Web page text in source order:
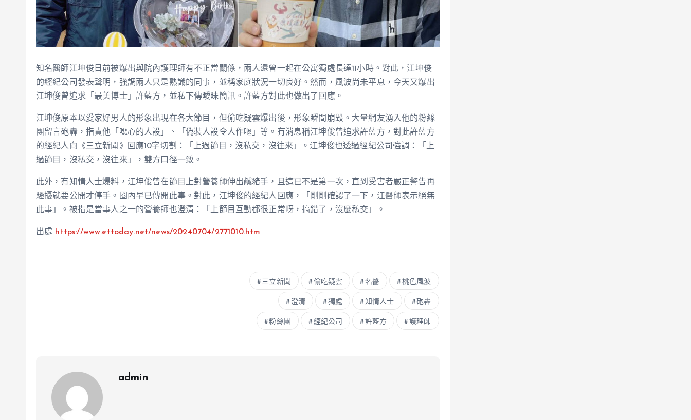
知名醫師江坤俊日前被爆出與院內護理師有不正當關係，兩人還曾一起在公寓獨處長達11小時。對此，江坤俊
的經紀公司發表聲明，強調兩人只是熟識的同事，並稱家庭狀況一切良好。然而，風波尚未平息，今天又爆出
江坤俊曾追求「最美博士」許藍方，並私下傳曖昧簡訊。許藍方對此也做出了回應。
江坤俊原本以愛家好男人的形象出現在各大節目，但偷吃疑雲爆出後，形象瞬間崩毀。大量網友湧入他的粉絲
團留言砲轟，指責他「噁心的人設」、「偽裝人設令人作嘔」等。有消息稱江坤俊曾追求許藍方，對此許藍方
的經紀人向《三立新聞》回應10字切割：「上過節目，沒私交，沒往來」。江坤俊也透過經紀公司強調：「上
過節目，沒私交，沒往來」，雙方口徑一致。
此外，有知情人士爆料，江坤俊曾在節目上對營養師伸出鹹豬手，且這已不是第一次，直到受害者嚴正警告再
騷擾就要公開才停手。圈內早已傳開此事。對此，江坤俊的經紀人回應，「剛剛確認了一下，江醫師表示絕無
此事」。被指是當事人之一的營養師也澄清：「上節目互動都很正常呀，搞錯了，沒麼私交」。
出處 https://www.ettoday.net/news/20240704/2771010.htm
三立新聞 偷吃疑雲 名醫 桃色風波
澄清 獨處 知情人士 砲轟
粉絲團 經紀公司 許藍方 護理師
admin